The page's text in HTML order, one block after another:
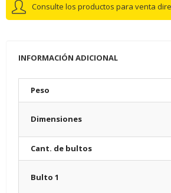
Consulte los productos para venta
INFORMACIÓN ADICIONAL
Peso
Dimensiones
Cant. de bultos
Bulto 1